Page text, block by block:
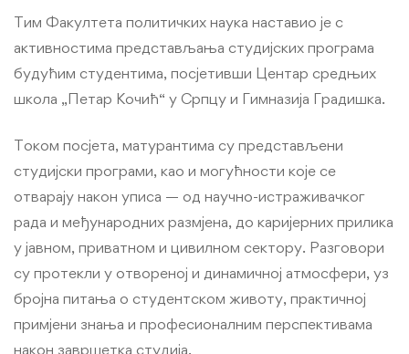
Тим Факултета политичких наука наставио је с
активностима представљања студијских програма
будућим студентима, посјетивши Центар средњих
школа „Петар Кочић“ у Српцу и Гимназија Градишка.
Током посјета, матурантима су представљени
студијски програми, као и могућности које се
отварају након уписа — од научно-истраживачког
рада и међународних размјена, до каријерних прилика
у јавном, приватном и цивилном сектору. Разговори
су протекли у отвореној и динамичној атмосфери, уз
бројна питања о студентском животу, практичној
примјени знања и професионалним перспективама
након завршетка студија.